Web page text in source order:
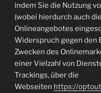
indem Sie die Nutzung
(wobei hierdurch auch
Onlineangebotes
Widerspruch gegen den
Zwecken des
einer Vielzahl von
Trackings, über die
Webseiten https://